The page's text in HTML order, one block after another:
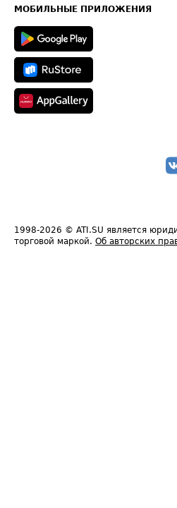
Техническая информация
МОБИЛЬНЫЕ ПРИЛОЖЕНИЯ
1998-2026 © ATI.SU является
торговой маркой. Об авторских